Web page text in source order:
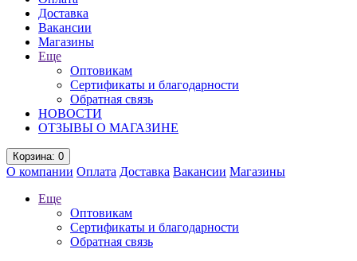
Доставка
Вакансии
Магазины
Еще
Оптовикам
Сертификаты и благодарности
Обратная связь
НОВОСТИ
ОТЗЫВЫ О МАГАЗИНЕ
Корзина: 0
О компании Оплата Доставка Вакансии Магазины
Еще
Оптовикам
Сертификаты и благодарности
Обратная связь